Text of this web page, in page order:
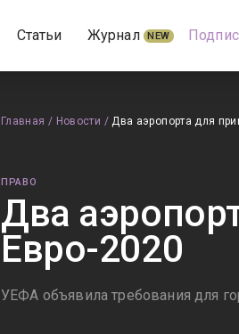
Статьи Журнал NEW
Главная / Новости / Два аэропорта для
ПРАВО
Два
Евро-2020
УЕФА объявила требования для